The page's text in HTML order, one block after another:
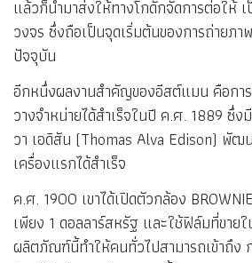
แบบม้วน และกล้องถ่ายภาพยี่ห้อโกดัก
และน้ำหนักเบา
อีสต์แมนเปิดตัวฟิล์มเซลลูลอยด์โปร่งแส
ค.ศ. 1889 ส่วนชื่อ Kodak เกิดขึ้นเมื่อค
วางจำหน่ายกล้องโกดัก เป็นกล้องถ่ายรู
(Box Camera) มีฟิล์มมาให้ 100 ภาพ แ
press the button – we do the rest.”
รุ่นแรกบรรจุฟิล์มเซลลูลอยด์เอาไว้ เมื่อ
แล้วก็นำมาส่งให้ทางโกดักจัดการต่อให้
วงจร ซึ่งถือเป็นจุดเริ่มต้นของการถ่ายภ